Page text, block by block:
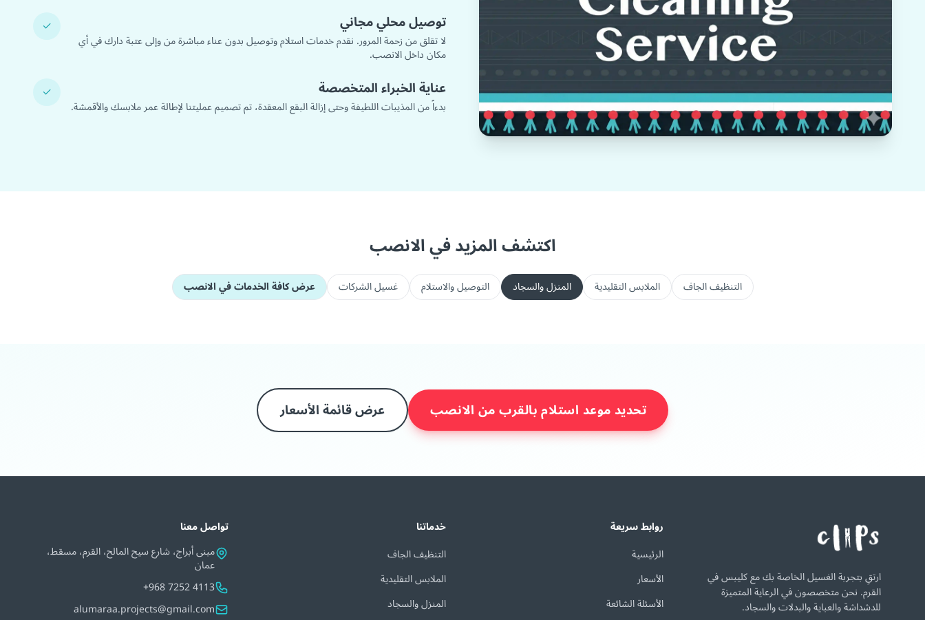
✓ توصيل محلي مجاني
لا تقلق من زحمة المرور. نقدم خدمات استلام وتوصيل بدون عناء مباشرة من وإلى عتبة دارك في أي
مكان داخل الانصب.
✓ عناية الخبراء المتخصصة
بدءاً من المذيبات اللطيفة وحتى إزالة البقع المعقدة، تم تصميم عمليتنا لإطالة عمر ملابسك والأقمشة.
اكتشف المزيد في الانصب
التنظيف الجاف الملابس التقليدية المنزل والسجاد التوصيل والاستلام غسيل الشركات عرض كافة الخدمات في الانصب
تحديد موعد استلام بالقرب من الانصب عرض قائمة الأسعار
ارتقِ بتجربة الغسيل الخاصة بك مع كليبس في
القرم. نحن متخصصون في الرعاية المتميزة
للدشداشة والعباية والبدلات والسجاد.
روابط سريعة
الرئيسية
الأسعار
الأسئلة الشائعة
خدماتنا
التنظيف الجاف
الملابس التقليدية
المنزل والسجاد
تواصل معنا
مبنى أبراج، شارع سيح المالح، القرم، مسقط،
عمان
+968 7252 4113
alumaraa.projects@gmail.com